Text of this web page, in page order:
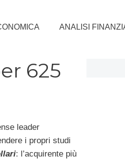
ANALISI
625
leader
i propri studi
: l’acquirente più